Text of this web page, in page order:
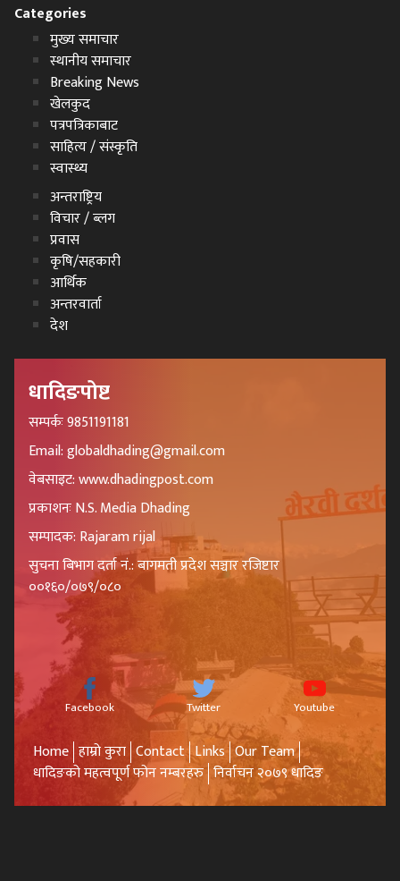
Categories
मुख्य समाचार
स्थानीय समाचार
Breaking News
खेलकुद
पत्रपत्रिकाबाट
साहित्य / संस्कृति
स्वास्थ्य
अन्तराष्ट्रिय
विचार / ब्लग
प्रवास
कृषि/सहकारी
आर्थिक
अन्तरवार्ता
देश
धादिङपोष्ट
सम्पर्कः 9851191181
Email: globaldhading@gmail.com
वेबसाइट: www.dhadingpost.com
प्रकाशनः N.S. Media Dhading
सम्पादक: Rajaram rijal
सुचना बिभाग दर्ता नं.: बागमती प्रदेश सञ्चार रजिष्टार
००१६०/०७९/०८०
Facebook Twitter Youtube
Home हाम्रो कुरा Contact Links Our Team
धादिङको महत्वपूर्ण फोन नम्बरहरु निर्वाचन २०७९ धादिङ